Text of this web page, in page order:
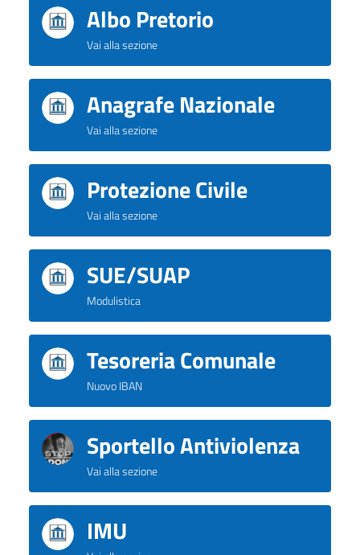
Albo Pretorio
Vai alla sezione
Anagrafe Nazionale
Vai alla sezione
Protezione Civile
Vai alla sezione
SUE/SUAP
Modulistica
Tesoreria Comunale
Nuovo IBAN
Sportello Antiviolenza
Vai alla sezione
IMU